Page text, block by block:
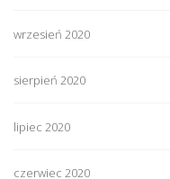
wrzesień 2020
sierpień 2020
lipiec 2020
czerwiec 2020